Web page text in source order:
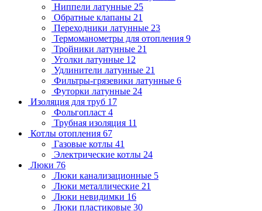
Ниппели латунные 25
Обратные клапаны 21
Переходники латунные 23
Термоманометры для отопления 9
Тройники латунные 21
Уголки латунные 12
Удлинители латунные 21
Фильтры-грязевики латунные 6
Футорки латунные 24
Изоляция для труб 17
Фольгопласт 4
Трубная изоляция 11
Котлы отопления 67
Газовые котлы 41
Электрические котлы 24
Люки 76
Люки канализационные 5
Люки металлические 21
Люки невидимки 16
Люки пластиковые 30